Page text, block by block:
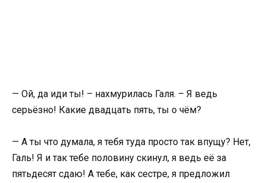
— Ой, да иди ты! – нахмурилась Галя. – Я ведь
серьёзно! Какие двадцать пять, ты о чём?
— А ты что думала, я тебя туда просто так впущу? Нет,
Галь! Я и так тебе половину скинул, я ведь её за
пятьдесят сдаю! А тебе, как сестре, я предложил